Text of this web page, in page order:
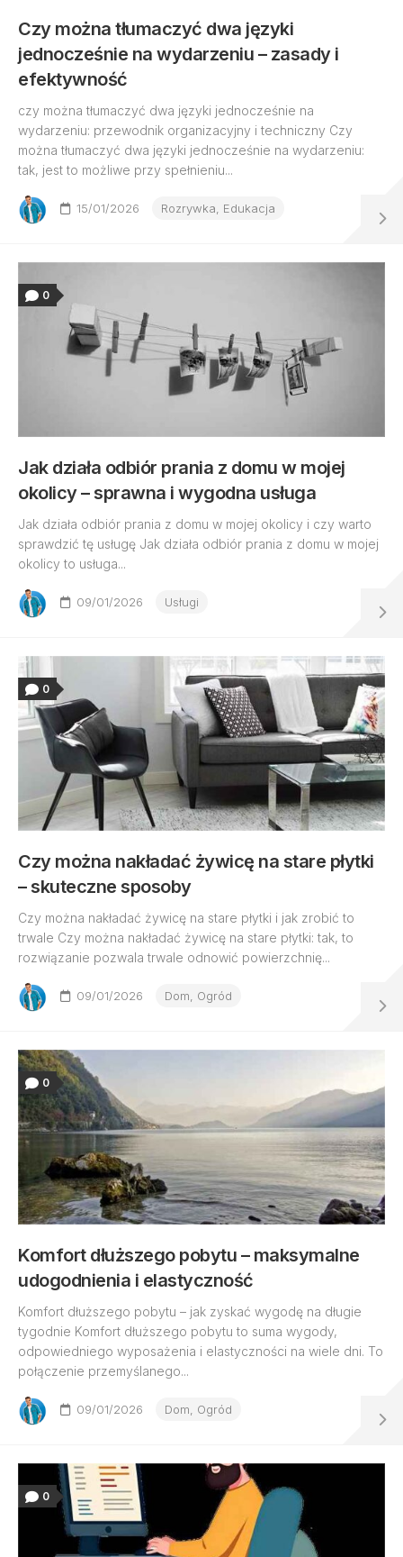
Czy można tłumaczyć dwa języki
jednocześnie na wydarzeniu – zasady i
efektywność
czy można tłumaczyć dwa języki jednocześnie na
wydarzeniu: przewodnik organizacyjny i techniczny Czy
można tłumaczyć dwa języki jednocześnie na wydarzeniu:
tak, jest to możliwe przy spełnieniu...
15/01/2026 Rozrywka, Edukacja
0
Jak działa odbiór prania z domu w mojej
okolicy – sprawna i wygodna usługa
Jak działa odbiór prania z domu w mojej okolicy i czy warto
sprawdzić tę usługę Jak działa odbiór prania z domu w mojej
okolicy to usługa...
09/01/2026 Usługi
0
Czy można nakładać żywicę na stare płytki
– skuteczne sposoby
Czy można nakładać żywicę na stare płytki i jak zrobić to
trwale Czy można nakładać żywicę na stare płytki: tak, to
rozwiązanie pozwala trwale odnowić powierzchnię...
09/01/2026 Dom, Ogród
0
Komfort dłuższego pobytu – maksymalne
udogodnienia i elastyczność
Komfort dłuższego pobytu – jak zyskać wygodę na długie
tygodnie Komfort dłuższego pobytu to suma wygody,
odpowiedniego wyposażenia i elastyczności na wiele dni. To
połączenie przemyślanego...
09/01/2026 Dom, Ogród
0